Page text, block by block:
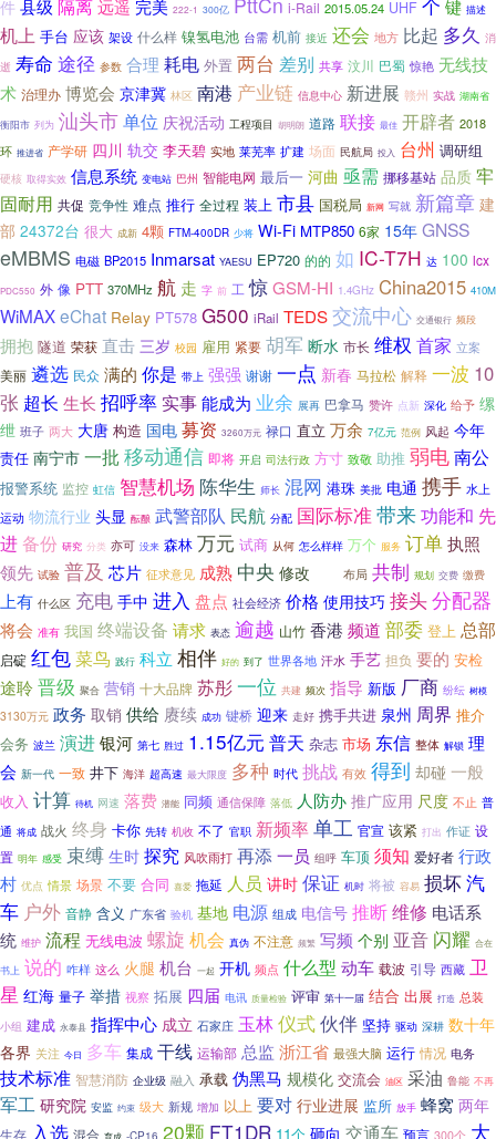
件 县级 隔离远遥 完美 222-1 300亿 i-Rail 2015.05.24 UHF 个 键 描述
机上 手台 应该 架设 什么样 镍氢电池 台需 机前 接近 还会 地方 比起 多久 消
逝 寿命 途径 参数 合理 耗电 外置 两台 差别 共享 汶川 巴蜀 惊艳 无线技
术 治理办 博览会 京津冀 林区 南港 产业链 信息中心 新进展 赣州 实战 湖南省
衡阳市 列为 汕头市单位 庆祝活动 工程项目 胡明朗 道路 联接 最佳 开辟者 2018
环 推进省 产学研 四川 轨交 李天碧 实地 莱芜率 扩建 场面 民航局 投入 台州 调研组
硬核 取得实效 信息系统 变电站 巴州 智能电网 最后一 河曲 亟需 挪移基站 品质 牢
固耐用 共促 竞争性 难点 推行 全过程 装上 市县 国税局 新网 写就 新篇章 建
部 24372台 很大 成新 4颗 FTM-400DR 少将 Wi-Fi MTP850 6家 15年 GNSS
eMBMS 电磁 BP2015 Inmarsat YAESU EP720 的的 如 IC-T7H 达 100 lcx
PDC550 外 像 PTT 370MHz 航 走 字 前 工 惊GSM-HI 1.4GHz China2015 410M
WiMAXeChat Relay PT578 G500 iRail TEDS交流中心 交通银行 频段
拥抱 隧道 荣获 直击 三岁 校园 雇用 紧要 胡军 断水 市长 维权 首家 立案
美丽 遴选 民众 满的 你是 带上 强强 谢谢 一点 新春 马拉松 解释 一波 10
张 超长 生长 招呼率 实事能成为 业余 展再 巴拿马 赞许 点新 深化 给予 缧
绁 班子 两大 大唐 构造 国电 募资 3260万元 禄口 直立 万余 7亿元 范例 风起 今年
责任 南宁市 一批移动通信 即将 开启 司法行政 方寸 致敬 助推 弱电南公
报警系统 监控 虹信 智慧机场 陈华生 师长 混网 港珠 美批 电通 携手 水上
运动 物流行业 头显 酝酿 武警部队 民航 分配 国际标准带来功能和 先
进备份 研究 分类 亦可 没来 森林 万元 试商 从何 怎么样样 万个 服务 订单执照
领先 试验 普及 芯片 征求意见 成熟 中央 修改 布局 共制 规划 交费 缴费
上有 什么区 充电 手中 进入 盘点 社会经济 价格 使用技巧 接头分配器
将会 准有 我国 终端设备 请求 表态 逾越 山竹 香港 频道 部委 登上 总部
启碇 红包菜鸟 践行 科立 相伴 好的 到了 世界各地 汗水 手艺 担负 要的 安检
途聆晋级 聚合 营销 十大品牌 苏彤一位 共建 频次 指导 新版 厂商 纷纭 树模
3130万元 政务 取销 供给 赓续 成功 键桥 迎来 走好 携手共进 泉州 周界 推介
会务 波兰 演进银河 第七 胜过 1.15亿元 普天 杂志 市场 东信 整体 解锁 理
会 新一代 一致 井下 海洋 超高速 最大限度 多种 时代 挑战 有效 得到 却碰 一般
收入 计算 待机 网速 落费 潜能 同频 通信保障 落低 人防办 推广应用 尺度 不止 普
通 将成 战火 终身 卡你 先转 机收 不了 官职 新频率单工 官宣 该紧 打出 作证 设
置 明年 感受 束缚 生时 探究 风吹雨打 再添 一员 组呼 车顶 须知 爱好者 行政
村 优点 情景 场景 不要 合同 喜爱 拖延 人员 讲时保证 机时 将被 容易 损坏汽
车 户外 音静 含义 广东省 验机 基地 电源 组成 电信号 推断维修 电话系
统 维护 流程 无线电波 螺旋 机会 真伪 不注意 频繁 写频 个别 亚音 闪耀 合在
书上 说的 咋样 这么 火腿 机台 一起 开机 频点 什么型 动车 载波 引导 西藏 卫
星 红海 量子 举措 视察 拓展 四届 电讯 质量检验 评审 第十一届 结合 出展 打造 总装
小组 建成 永泰县 指挥中心 成立 石家庄 玉林仪式伙伴 坚持 驱动 深耕 数十年
各界 关注 今日 多车 集成 干线 运输部 总监 浙江省 最强大脑 运行 情况 电务
技术标准 智慧消防 企业级 融入 承载 伪黑马 规模化 交流会 油区 采油 鲁能 不再
军工 研究院 安监 约束 级大 新规 增加 以上 要对 行业进展 监所 放手 蜂窝 两年
生存 入选 混合 育成 -CP16 20颗 FT1DR 11个 砸向 交通车 预言 300个 大